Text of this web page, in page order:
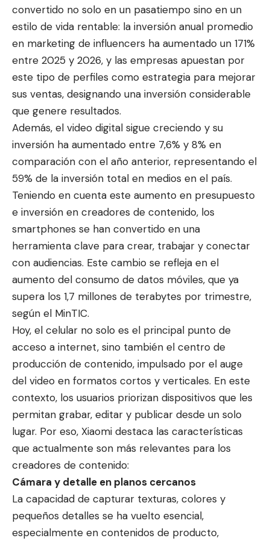
convertido no solo en un pasatiempo sino en un
estilo de vida rentable: la inversión anual promedio
en marketing de influencers ha aumentado un 171%
entre 2025 y 2026, y las empresas apuestan por
este tipo de perfiles como estrategia para mejorar
sus ventas, designando una inversión considerable
que genere resultados.
Además, el video digital sigue creciendo y su
inversión ha aumentado entre 7,6% y 8% en
comparación con el año anterior, representando el
59% de la inversión total en medios en el país.
Teniendo en cuenta este aumento en presupuesto
e inversión en creadores de contenido, los
smartphones se han convertido en una
herramienta clave para crear, trabajar y conectar
con audiencias. Este cambio se refleja en el
aumento del consumo de datos móviles, que ya
supera los 1,7 millones de terabytes por trimestre,
según el MinTIC.
Hoy, el celular no solo es el principal punto de
acceso a internet, sino también el centro de
producción de contenido, impulsado por el auge
del video en formatos cortos y verticales. En este
contexto, los usuarios priorizan dispositivos que les
permitan grabar, editar y publicar desde un solo
lugar. Por eso, Xiaomi destaca las características
que actualmente son más relevantes para los
creadores de contenido:
Cámara y detalle en planos cercanos
La capacidad de capturar texturas, colores y
pequeños detalles se ha vuelto esencial,
especialmente en contenidos de producto,